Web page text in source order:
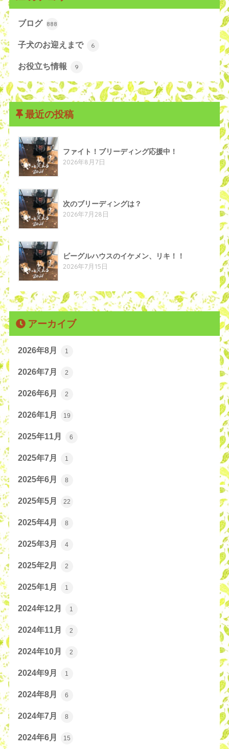
ブログ 888
子犬のお迎えまで 6
お役立ち情報 9
最近の投稿
ファイト！ブリーディング応援中！
2026年8月7日
次のブリーディングは？
2026年7月28日
ビーグルハウスのイケメン、リキ！！
2026年7月15日
アーカイブ
2026年8月 1
2026年7月 2
2026年6月 2
2026年1月 19
2025年11月 6
2025年7月 1
2025年6月 8
2025年5月 22
2025年4月 8
2025年3月 4
2025年2月 2
2025年1月 1
2024年12月 1
2024年11月 2
2024年10月 2
2024年9月 1
2024年8月 6
2024年7月 8
2024年6月 15